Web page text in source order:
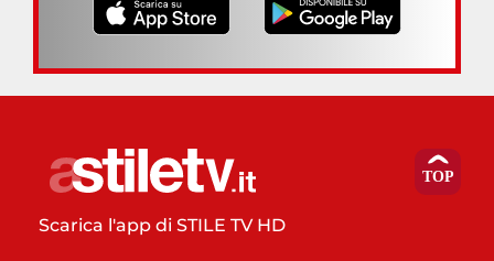
Scarica l'app di STILE TV HD